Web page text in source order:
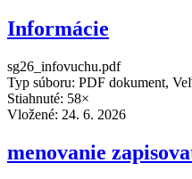
Informácie
sg26_infovuchu.pdf
Typ súboru: PDF dokument,
Stiahnuté: 58×
Vložené: 24. 6. 2026
menovanie